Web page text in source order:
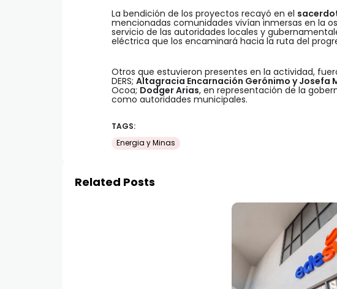
La bendición de los proyectos recayó en el
mencionadas comunidades vivían inmersas en la
servicio de las autoridades locales y
eléctrica que los encaminará hacia la ruta del
Otros que estuvieron presentes en la actividad,
DERS; Altagracia Encarnación Gerónimo y Josefa
Ocoa; Dodger Arias, en representación de la
como autoridades municipales.
TAGS:
Energia y Minas
Related Posts